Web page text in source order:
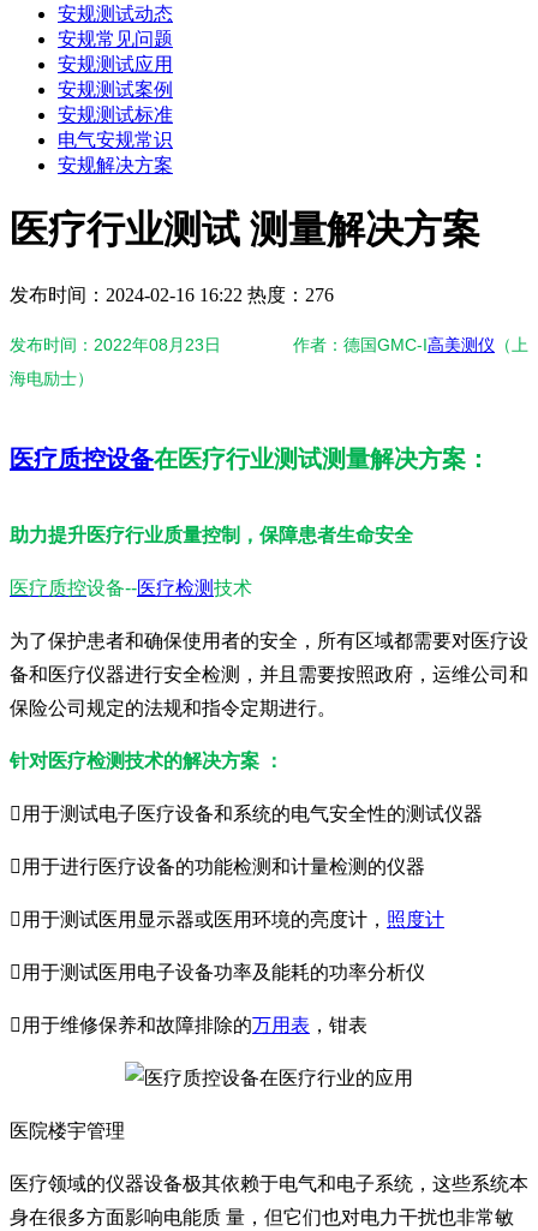
安规测试动态
安规常见问题
安规测试应用
安规测试案例
安规测试标准
电气安规常识
安规解决方案
医疗行业测试 测量解决方案
发布时间：2024-02-16 16:22 热度：276
发布时间：2022年08月23日 作者：德国GMC-I高美测仪 （上
海电励士）
医疗质控设备在医疗行业测试测量解决方案：
助力提升医疗行业质量控制，保障患者生命安全
医疗质控设备--医疗检测技术
为了保护患者和确保使用者的安全，所有区域都需要对医疗设
备和医疗仪器进行安全检测，并且需要按照政府，运维公司和
保险公司规定的法规和指令定期进行。
针对医疗检测技术的解决方案 ：
用于测试电子医疗设备和系统的电气安全性的测试仪器
用于进行医疗设备的功能检测和计量检测的仪器
用于测试医用显示器或医用环境的亮度计， 照度计
用于测试医用电子设备功率及能耗的功率分析仪
用于维修保养和故障排除的万用表 ，钳表
医院楼宇管理
医疗领域的仪器设备极其依赖于电气和电子系统，这些系统本
身在很多方面影响电能质 量，但它们也对电力干扰也非常敏